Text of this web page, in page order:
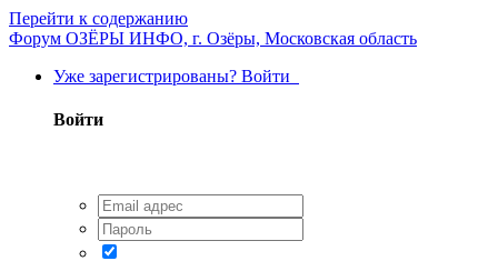
Перейти к содержанию
Форум ОЗЁРЫ ИНФО, г. Озёры, Московская область
Уже зарегистрированы? Войти
Войти